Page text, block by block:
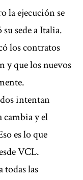
la ejecución se
sede a Italia.
los contratos
y que los nuevos
intentan
cambia y el
es lo que
VCL.
todas las